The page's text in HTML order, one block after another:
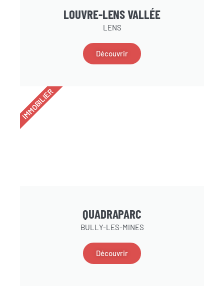
LOUVRE-LENS VALLÉE
LENS
Découvrir
QUADRAPARC
BULLY-LES-MINES
Découvrir
IMMOBILIER